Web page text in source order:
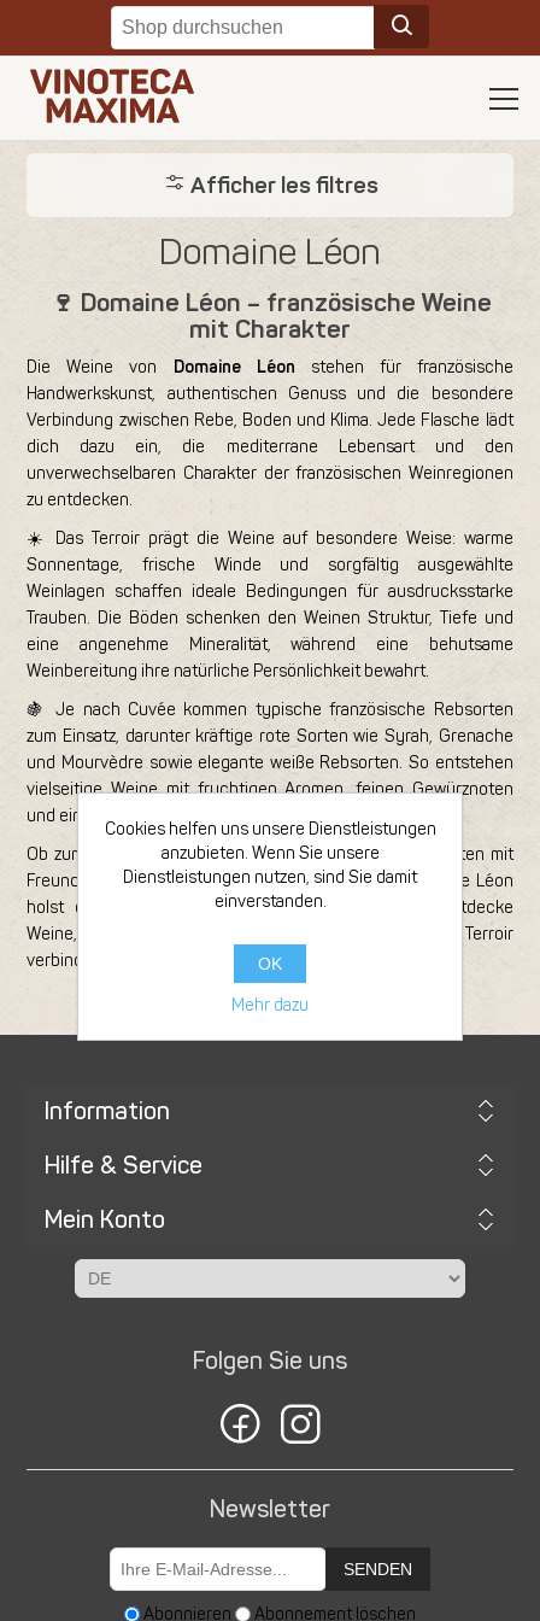
Afficher les filtres
Domaine Léon
🍷 Domaine Léon – französische Weine
mit Charakter
Die Weine von Domaine Léon stehen für französische
Handwerkskunst, authentischen Genuss und die besondere
Verbindung zwischen Rebe, Boden und Klima. Jede Flasche lädt
dich dazu ein, die mediterrane Lebensart und den
unverwechselbaren Charakter der französischen Weinregionen
zu entdecken.
☀️ Das Terroir prägt die Weine auf besondere Weise: warme
Sonnentage, frische Winde und sorgfältig ausgewählte
Weinlagen schaffen ideale Bedingungen für ausdrucksstarke
Trauben. Die Böden schenken den Weinen Struktur, Tiefe und
eine angenehme Mineralität, während eine behutsame
Weinbereitung ihre natürliche Persönlichkeit bewahrt.
🍇 Je nach Cuvée kommen typische französische Rebsorten
zum Einsatz, darunter kräftige rote Sorten wie Syrah, Grenache
und Mourvèdre sowie elegante weiße Rebsorten. So entstehen
vielseitige Weine mit fruchtigen Aromen, feinen Gewürznoten
und einem harmonischen Abgang.
Ob zum entspannten Abendessen, zu geselligen Momenten mit
Freunden oder als besondere Geschenkidee: Mit Domaine Léon
holst du dir französisches Lebensgefühl ins Glas. Entdecke
Weine, die unkomplizierten Genuss mit authentischem Terroir
verbinden.
Information
Hilfe & Service
Mein Konto
Folgen Sie uns
Newsletter
SENDEN
Abonnieren Abonnement löschen
Cookies helfen uns unsere Dienstleistungen
anzubieten. Wenn Sie unsere
Dienstleistungen nutzen, sind Sie damit
einverstanden.
OK
Mehr dazu